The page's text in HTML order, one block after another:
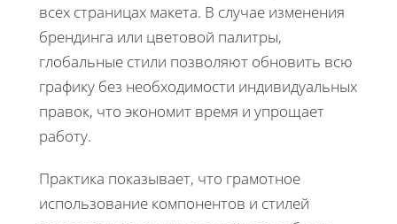
всех страницах макета. В случае изменения
брендинга или цветовой палитры,
глобальные стили позволяют обновить всю
графику без необходимости индивидуальных
правок, что экономит время и упрощает
работу.
Практика показывает, что грамотное
использование компонентов и стилей